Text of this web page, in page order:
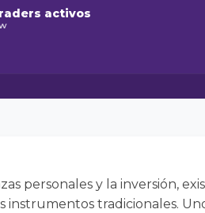
activos
personales y la inversión,
instrumentos tradicionales.